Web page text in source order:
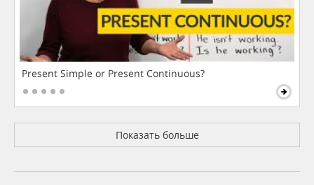
Present Simple or Present Continuous?
Показать больше